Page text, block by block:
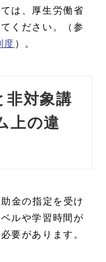
は、厚生労働省
ください。（参
度 ）。
非対象講
上の違
金の指定を受け
ルや学習時間が
要があります。